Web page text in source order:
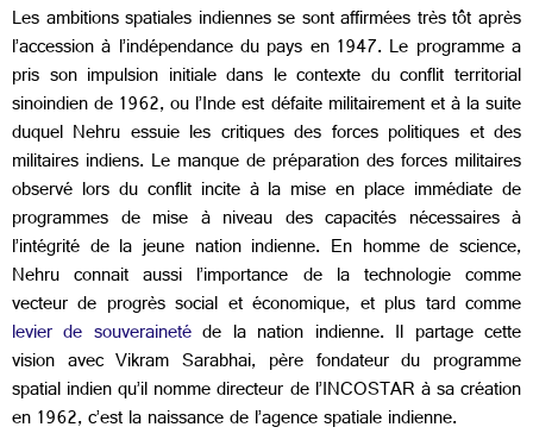
Les ambitions spatiales indiennes se sont affirmées très tôt après
l’accession à l’indépendance du pays en 1947. Le programme a
pris son impulsion initiale dans le contexte du conflit territorial
sinoindien de 1962, ou l’Inde est défaite militairement et à la suite
duquel Nehru essuie les critiques des forces politiques et des
militaires indiens. Le manque de préparation des forces militaires
observé lors du conflit incite à la mise en place immédiate de
programmes de mise à niveau des capacités nécessaires à
l’intégrité de la jeune nation indienne. En homme de science,
Nehru connait aussi l’importance de la technologie comme
vecteur de progrès social et économique, et plus tard comme
levier de souverainetéde la nation indienne. Il partage cette
vision avec Vikram Sarabhai, père fondateur du programme
spatial indien qu’il nomme directeur de l’INCOSTAR à sa création
en 1962, c’est la naissance de l’agence spatiale indienne.